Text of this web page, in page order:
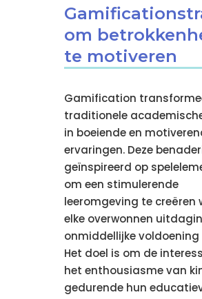
om
te motiveren
Gamification
traditionele
in boeiende en
ervaringen. Deze
geïnspireerd op
om een stimulerende
leeromgeving te creëren
elke overwonnen
onmiddellijke voldoening
Het doel is om de
het enthousiasme van
gedurende hun